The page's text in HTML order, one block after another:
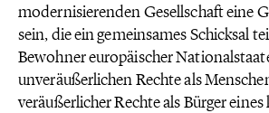
modernisierenden Gesellschaft eine
sein, die ein gemeinsames Schicksal
Bewohner europäischer
unveräußerlichen Rechte als
veräußerlicher Rechte als Bürger